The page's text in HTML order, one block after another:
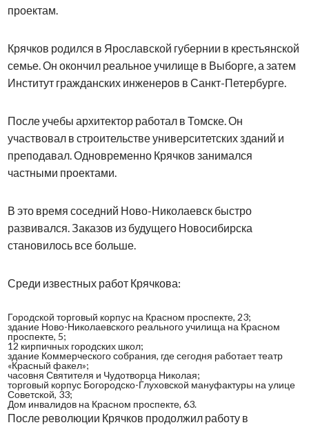
проектам.
Крячков родился в Ярославской губернии в крестьянской
семье. Он окончил реальное училище в Выборге, а затем
Институт гражданских инженеров в Санкт-Петербурге.
После учебы архитектор работал в Томске. Он
участвовал в строительстве университетских зданий и
преподавал. Одновременно Крячков занимался
частными проектами.
В это время соседний Ново-Николаевск быстро
развивался. Заказов из будущего Новосибирска
становилось все больше.
Среди известных работ Крячкова:
Городской торговый корпус на Красном проспекте, 23;
здание Ново-Николаевского реального училища на Красном
проспекте, 5;
12 кирпичных городских школ;
здание Коммерческого собрания, где сегодня работает театр
«Красный факел»;
часовня Святителя и Чудотворца Николая;
торговый корпус Богородско-Глуховской мануфактуры на улице
Советской, 33;
Дом инвалидов на Красном проспекте, 63.
После революции Крячков продолжил работу в